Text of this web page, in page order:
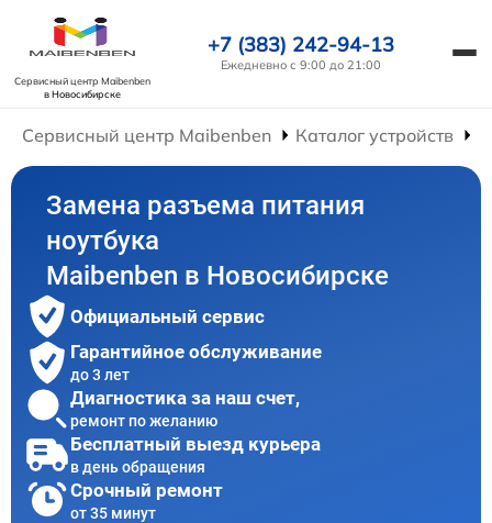
Сервисный центр Maibenben
в Новосибирске
+7 (383) 242-94-13
Ежедневно с 9:00 до 21:00
Сервисный центр Maibenben Каталог устройств
Замена разъема питания
ноутбука
Maibenben в Новосибирске
Официальный сервис
Гарантийное обслуживание
до 3 лет
Диагностика за наш счет,
ремонт по желанию
Бесплатный выезд курьера
в день обращения
Срочный ремонт
от 35 минут